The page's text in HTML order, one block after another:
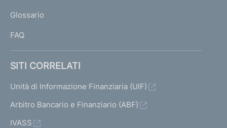
IGlossario
FAQ
SITI CORRELATI
Unità di Informazione Finanziaria (UIF)
Arbitro Bancario e Finanziario (ABF)
IVASS